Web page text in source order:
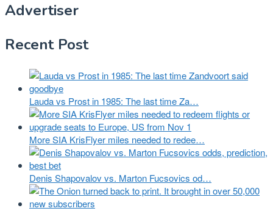
Advertiser
Recent Post
Lauda vs Prost in 1985: The last time Za…
More SIA KrisFlyer miles needed to redee…
Denis Shapovalov vs. Marton Fucsovics od…